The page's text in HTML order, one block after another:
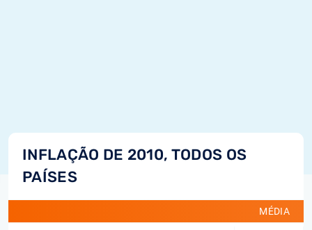
INFLAÇÃO DE 2010, TODOS OS
PAÍSES
MÉDIA